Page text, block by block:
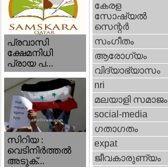
പ്രവാസി
ക്ഷേമനിധി
പ്രായ പ...
സിറിയ :
വെടിനിർത്തൽ
അടുക്...
കേരള
സോഷ്യല്‍
സെന്റര്‍
സംഗീതം
ആരോഗ്യം
വിദ്യാഭ്യാസം
nri
മലയാളി സമാജം
social-media
ഗതാഗതം
expat
ജീവകാരുണ്യം